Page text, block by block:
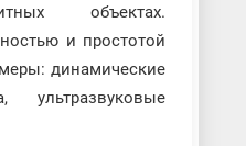
объектах.
и простотой
динамические
ультразвуковые